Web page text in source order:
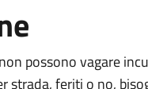
possono vagare
strada, feriti o no,